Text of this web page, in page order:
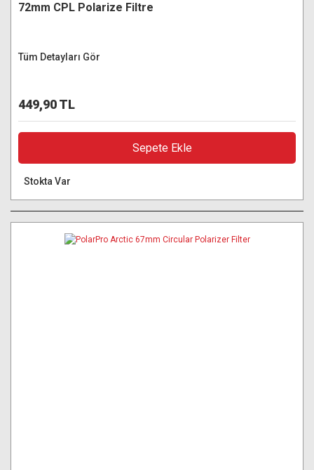
72mm CPL Polarize Filtre
Tüm Detayları Gör
449,90 TL
Sepete Ekle
Stokta Var